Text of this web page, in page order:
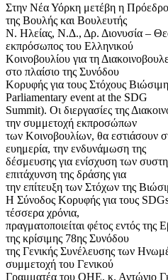
Στην Νέα Υόρκη μετέβη η
της Βουλής και Βουλευτής
Ν. Ηλείας, Ν.Δ., Δρ. Διονυσία –
εκπρόσωπος του Ελληνικού
Κοινοβουλίου για τη
στο πλαίσιο της Συνόδου
Κορυφής για τους Στόχους
Parliamentary event at the SDG
Summit). Οι διεργασίες της
την συμμετοχή εκπροσώπων
των Κοινοβουλίων, θα εστιάσουν
ευημερία, την ενδυνάμωση της
δέσμευσης για ενίσχυση των
επιτάχυνση της δράσης για
την επίτευξη των Στόχων της
Η Σύνοδος Κορυφής για τους
τέσσερα χρόνια,
πραγματοποιείται φέτος εντός
της κρίσιμης 78ης Συνόδου
της Γενικής Συνέλευσης των
συμμετοχή του Γενικού
Γραμματέα του ΟΗΕ, κ. Αντώνιο